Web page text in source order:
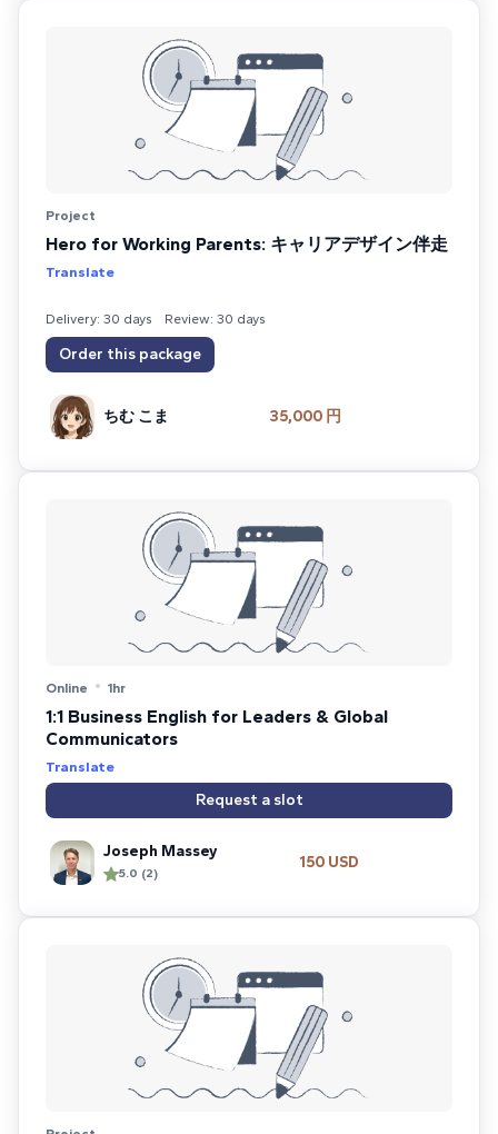
Project
Hero for Working Parents: キャリアデザイン伴走
Translate
Delivery: 30 days Review: 30 days
Order this package
ちむ こま 35,000 円
Online 1hr
1:1 Business English for Leaders & Global
Communicators
Translate
Request a slot
Joseph Massey
5.0 (2)
150 USD